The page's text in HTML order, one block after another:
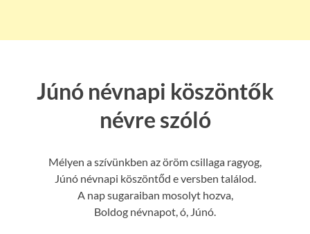
Júnó névnapi köszöntők
névre szóló
Mélyen a szívünkben az öröm csillaga ragyog,
Júnó névnapi köszöntőd e versben találod.
A nap sugaraiban mosolyt hozva,
Boldog névnapot, ó, Júnó.